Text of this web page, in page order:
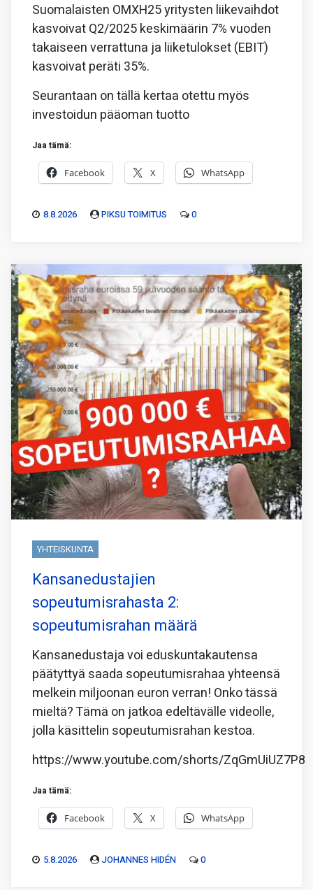
Suomalaisten OMXH25 yritysten liikevaihdot
kasvoivat Q2/2025 keskimäärin 7% vuoden
takaiseen verrattuna ja liiketulokset (EBIT)
kasvoivat peräti 35%.
Seurantaan on tällä kertaa otettu myös
investoidun pääoman tuotto
Jaa tämä:
Facebook X WhatsApp
8.8.2026 PIKSU TOIMITUS 0
YHTEISKUNTA
Kansanedustajien
sopeutumisrahasta 2:
sopeutumisrahan määrä
Kansanedustaja voi eduskuntakautensa
päätyttyä saada sopeutumisrahaa yhteensä
melkein miljoonan euron verran! Onko tässä
mieltä? Tämä on jatkoa edeltävälle videolle,
jolla käsittelin sopeutumisrahan kestoa.
https://www.youtube.com/shorts/ZqGmUiUZ7P8
Jaa tämä:
Facebook X WhatsApp
5.8.2026 JOHANNES HIDÉN 0